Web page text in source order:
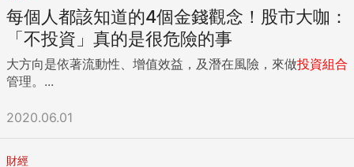
每個人都該知道的4個金錢觀念！股市大咖：
「不投資」真的是很危險的事
大方向是依著流動性、增值效益，及潛在風險，來做投資組合
管理。...
2020.06.01
財經